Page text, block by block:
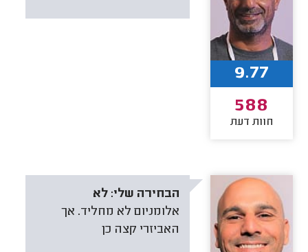
9.77
588
חוות דעת
הבחירה שלי: לא
אלומניום לא מחליד. אך
האביזרי קצה כן